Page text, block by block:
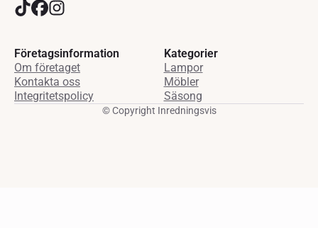
Företagsinformation
Om företaget
Kontakta oss
Integritetspolicy
Kategorier
Lampor
Möbler
Säsong
© Copyright Inredningsvis